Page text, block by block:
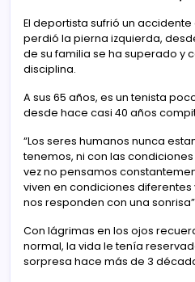
El deportista sufrió un accidente
perdió la pierna izquierda,
de su familia se ha superado y
disciplina.
A sus 65 años, es un tenista
desde hace casi 40 años
“Los seres humanos nunca
tenemos, ni con las
vez no pensamos
viven en condiciones
nos responden con una
Con lágrimas en los ojos
normal, la vida le tenía
sorpresa hace más de 3